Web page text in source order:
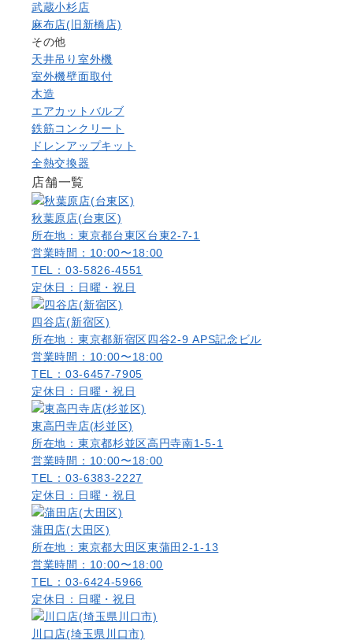
武蔵小杉店
麻布店(旧新橋店)
その他
天井吊り室外機
室外機壁面取付
木造
エアカットバルブ
鉄筋コンクリート
ドレンアップキット
全熱交換器
店舗一覧
秋葉原店(台東区)
所在地：東京都台東区台東2-7-1
営業時間：10:00〜18:00
TEL：03-5826-4551
定休日：日曜・祝日
四谷店(新宿区)
所在地：東京都新宿区四谷2-9 APS記念ビル
営業時間：10:00〜18:00
TEL：03-6457-7905
定休日：日曜・祝日
東高円寺店(杉並区)
所在地：東京都杉並区高円寺南1-5-1
営業時間：10:00〜18:00
TEL：03-6383-2227
定休日：日曜・祝日
蒲田店(大田区)
所在地：東京都大田区東蒲田2-1-13
営業時間：10:00〜18:00
TEL：03-6424-5966
定休日：日曜・祝日
川口店(埼玉県川口市)